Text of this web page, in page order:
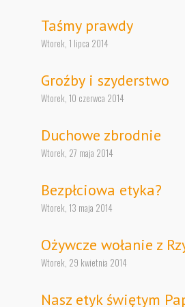
Taśmy prawdy
Wtorek, 1 lipca 2014
Groźby i szyderstwo
Wtorek, 10 czerwca 2014
Duchowe zbrodnie
Wtorek, 27 maja 2014
Bezpłciowa etyka?
Wtorek, 13 maja 2014
Ożywcze wołanie z
Wtorek, 29 kwietnia 2014
Nasz etyk świętym